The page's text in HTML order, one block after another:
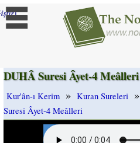
]
DUHÂ Suresi Âyet-4 Meâlleri
Kur'ân-ı Kerim » Kuran Sureleri »
Suresi Âyet-4 Meâlleri